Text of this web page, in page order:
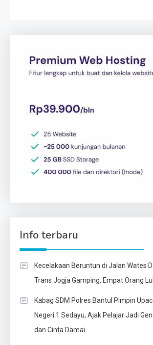
Info terbaru
Kecelakaan Beruntun di Jalan Wates
Trans Jogja Gamping, Empat Orang
Kabag SDM Polres Bantul Pimpin
Negeri 1 Sedayu, Ajak Pelajar Jadi
dan Cinta Damai